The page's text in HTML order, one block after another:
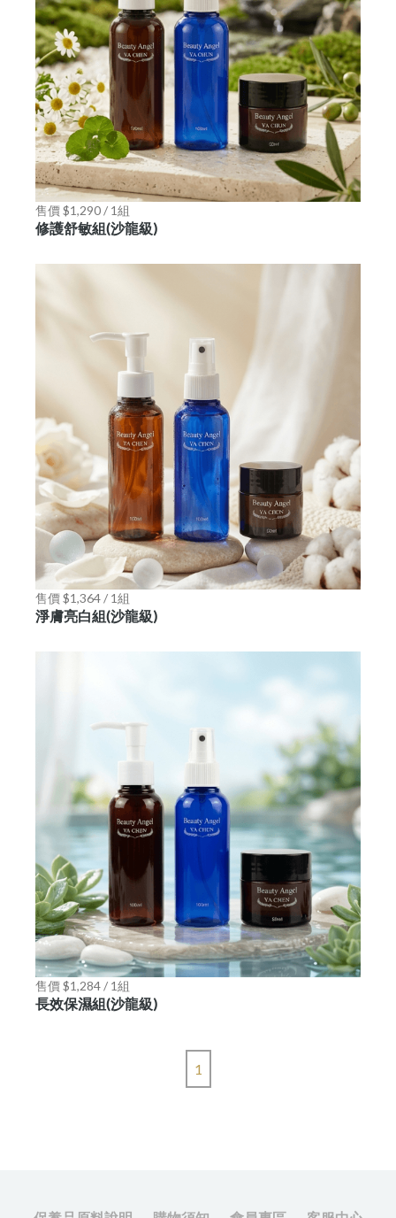
售價 $1,290 / 1組
修護舒敏組(沙龍級)
售價 $1,364 / 1組
淨膚亮白組(沙龍級)
售價 $1,284 / 1組
長效保濕組(沙龍級)
1